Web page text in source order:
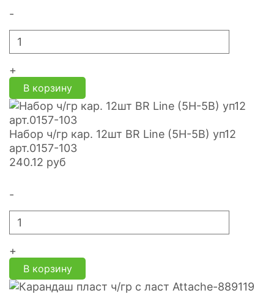
-
+
В корзину
Набор ч/гр кар. 12шт BR Line (5H-5B) уп12
арт.0157-103
240.12 руб
-
+
В корзину